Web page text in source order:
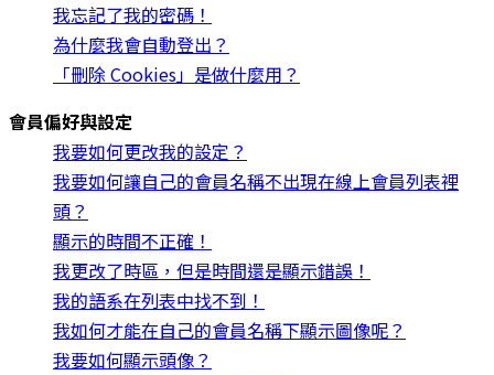
我忘記了我的密碼！
為什麼我會自動登出？
「刪除 Cookies」是做什麼用？
會員偏好與設定
我要如何更改我的設定？
我要如何讓自己的會員名稱不出現在線上會員列表裡
頭？
顯示的時間不正確！
我更改了時區，但是時間還是顯示錯誤！
我的語系在列表中找不到！
我如何才能在自己的會員名稱下顯示圖像呢？
我要如何顯示頭像？